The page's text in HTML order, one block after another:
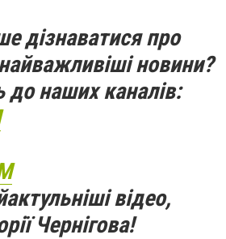
дізнаватися про
найважливіші новини?
до наших каналів:
відео,
Чернігова!